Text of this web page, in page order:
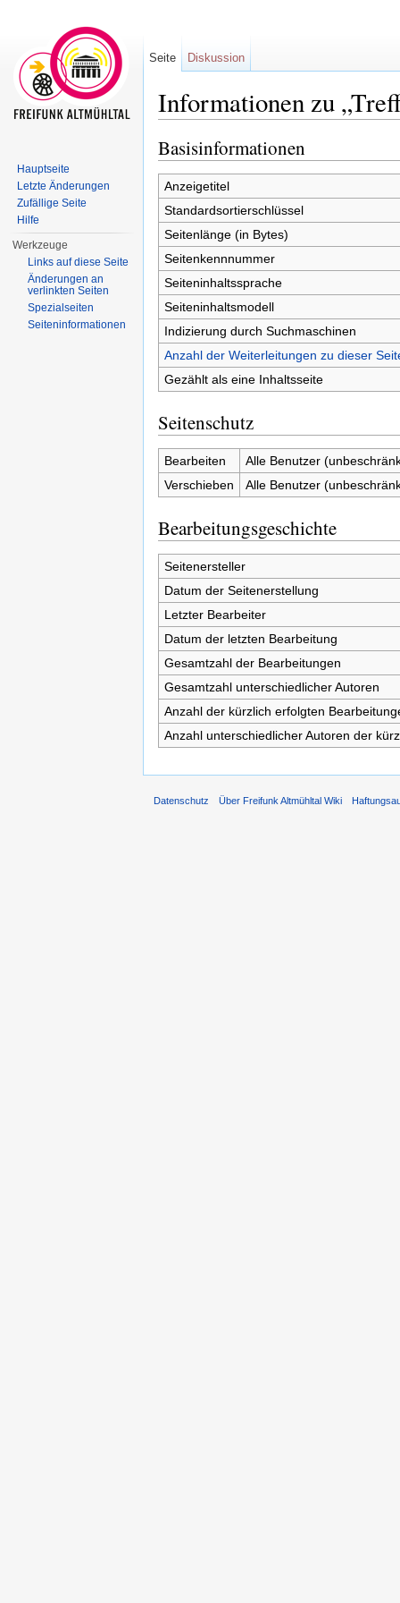
Informationen zu
Basisinformationen
Anzeigetitel
Standardsortierschlüssel
Seitenlänge (in Bytes)
Seitenkennnummer
Seiteninhaltssprache
Seiteninhaltsmodell
Indizierung durch Suchmaschinen
Anzahl der Weiterleitungen zu dieser
Gezählt als eine Inhaltsseite
Seitenschutz
Bearbeiten
Alle Benutzer
Verschieben
Alle Benutzer
Bearbeitungsgeschichte
Seitenersteller
Datum der Seitenerstellung
Letzter Bearbeiter
Datum der letzten Bearbeitung
Gesamtzahl der Bearbeitungen
Gesamtzahl unterschiedlicher Autoren
Anzahl der kürzlich erfolgten
Anzahl unterschiedlicher Autoren der
Seite Diskussion
Hauptseite
Letzte Änderungen
Zufällige Seite
Hilfe
Werkzeuge
Links auf diese Seite
Änderungen an
verlinkten Seiten
Spezialseiten
Seiten­informationen
Datenschutz Über Freifunk Altmühltal Wiki